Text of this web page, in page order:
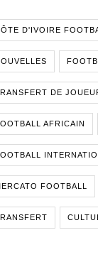
D'IVOIRE
DE
AFRICAIN
FOOTBALL